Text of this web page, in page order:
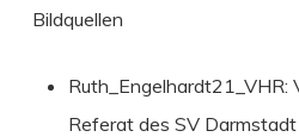
Bildquellen
Ruth_Engelhardt21_VHR:
Referat des SV